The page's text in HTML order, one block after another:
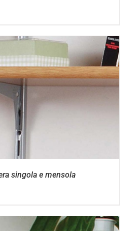
singola e mensola